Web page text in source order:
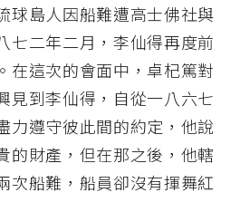
球島人因船難遭高士佛社與
七二年二月，李仙得再度前
在這次的會面中，卓杞篤對
見到李仙得，自從一八六七
力遵守彼此間的約定，他說
的財產，但在那之後，他轄
次船難，船員卻沒有揮舞紅